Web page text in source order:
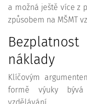
a možná ještě více z
způsobem na MŠMT
náklady
Klíčovým
formě výuky bývá